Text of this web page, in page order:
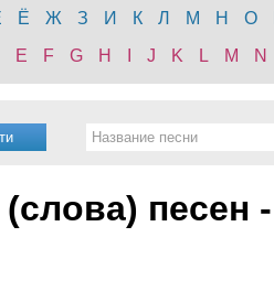
Ё Ж З И К Л М Н О
E F G H J K L M N
песен -